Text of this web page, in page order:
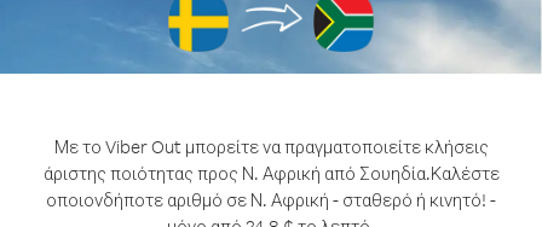
Με το Viber Out μπορείτε να πραγματοποιείτε κλήσεις
άριστης ποιότητας προς Ν. Αφρική από Σουηδία.Καλέστε
οποιονδήποτε αριθμό σε Ν. Αφρική - σταθερό ή κινητό! -